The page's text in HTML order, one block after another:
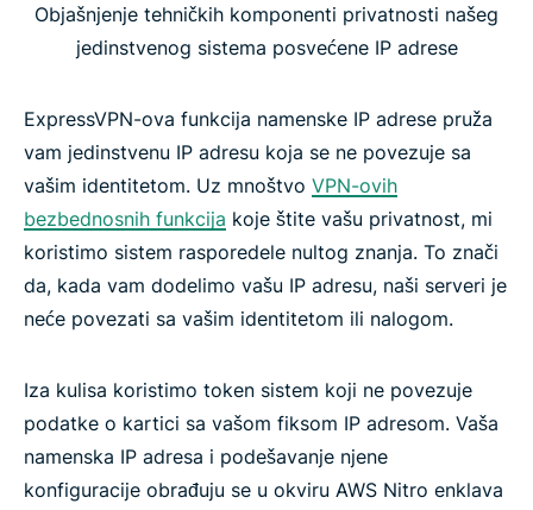
Objašnjenje tehničkih komponenti privatnosti našeg
jedinstvenog sistema posvećene IP adrese
ExpressVPN-ova funkcija namenske IP adrese pruža
vam jedinstvenu IP adresu koja se ne povezuje sa
vašim identitetom. Uz mnoštvo VPN-ovih
bezbednosnih funkcija koje štite vašu privatnost, mi
koristimo sistem rasporedele nultog znanja. To znači
da, kada vam dodelimo vašu IP adresu, naši serveri je
neće povezati sa vašim identitetom ili nalogom.
Iza kulisa koristimo token sistem koji ne povezuje
podatke o kartici sa vašom fiksom IP adresom. Vaša
namenska IP adresa i podešavanje njene
konfiguracije obrađuju se u okviru AWS Nitro enklava